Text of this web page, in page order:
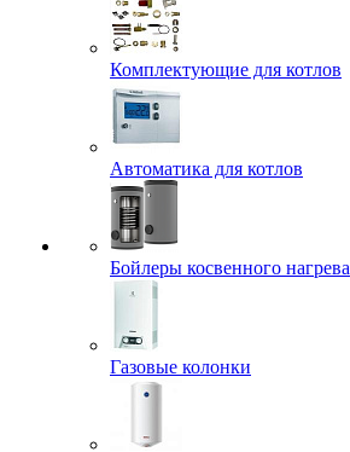
Комплектующие для котлов
Автоматика для котлов
Бойлеры косвенного нагрева
Газовые колонки